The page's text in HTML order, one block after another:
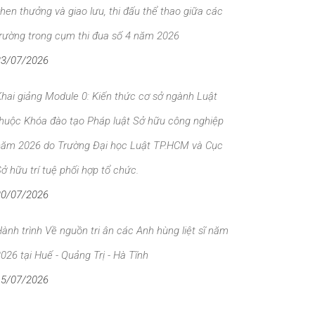
thưởng và giao lưu, thi đấu thể thao giữa các
trong cụm thi đua số 4 năm 2026
07/2026
giảng Module 0: Kiến thức cơ sở ngành Luật
Khóa đào tạo Pháp luật Sở hữu công nghiệp
2026 do Trường Đại học Luật TP.HCM và Cục
hữu trí tuệ phối hợp tổ chức.
07/2026
trình Về nguồn tri ân các Anh hùng liệt sĩ năm
tại Huế - Quảng Trị - Hà Tĩnh
07/2026